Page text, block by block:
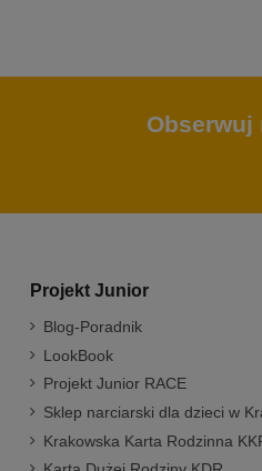
Obserwuj
Projekt Junior
Blog-Poradnik
LookBook
Projekt Junior RACE
Sklep narciarski dla dzieci w
Krakowska Karta Rodzinna